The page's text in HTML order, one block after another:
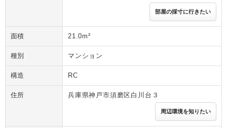
部屋の採寸に行きたい
面積 21.0m²
種別 マンション
構造 RC
住所 兵庫県神戸市須磨区白川台３
周辺環境を知りたい